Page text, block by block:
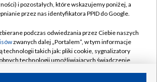
Cyfrowa
Pomoc
Kontakt
Kanały
i pozostałych, które wskazujemy poniżej, a
przez nas identyfikatora PPID do Google.
podczas odwiedzania przez Ciebie naszych
zwanych dalej „Portalem”, w tym informacje
technologii takich jak: pliki cookie, sygnalizatory
technologii umożliwiających świadczenie